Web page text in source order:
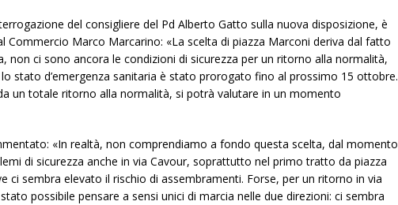
[ 9 Agosto 2026 ] Succede a Trofarello, vede un ladro attraverso la telecamera e
lo fa arrestare
CRONACA
del consigliere del Pd Alberto Gatto sulla nuova disposizione, è
Commercio Marco Marcarino: «La scelta di piazza Marconi deriva dal fatto
non ci sono ancora le condizioni di sicurezza per un ritorno alla normalità,
stato d’emergenza sanitaria è stato prorogato fino al prossimo 15 ottobre.
un totale ritorno alla normalità, si potrà valutare in un momento
«In realtà, non comprendiamo a fondo questa scelta, dal momento
di sicurezza anche in via Cavour, soprattutto nel primo tratto da piazza
ci sembra elevato il rischio di assembramenti. Forse, per un ritorno in via
possibile pensare a sensi unici di marcia nelle due direzioni: ci sembra